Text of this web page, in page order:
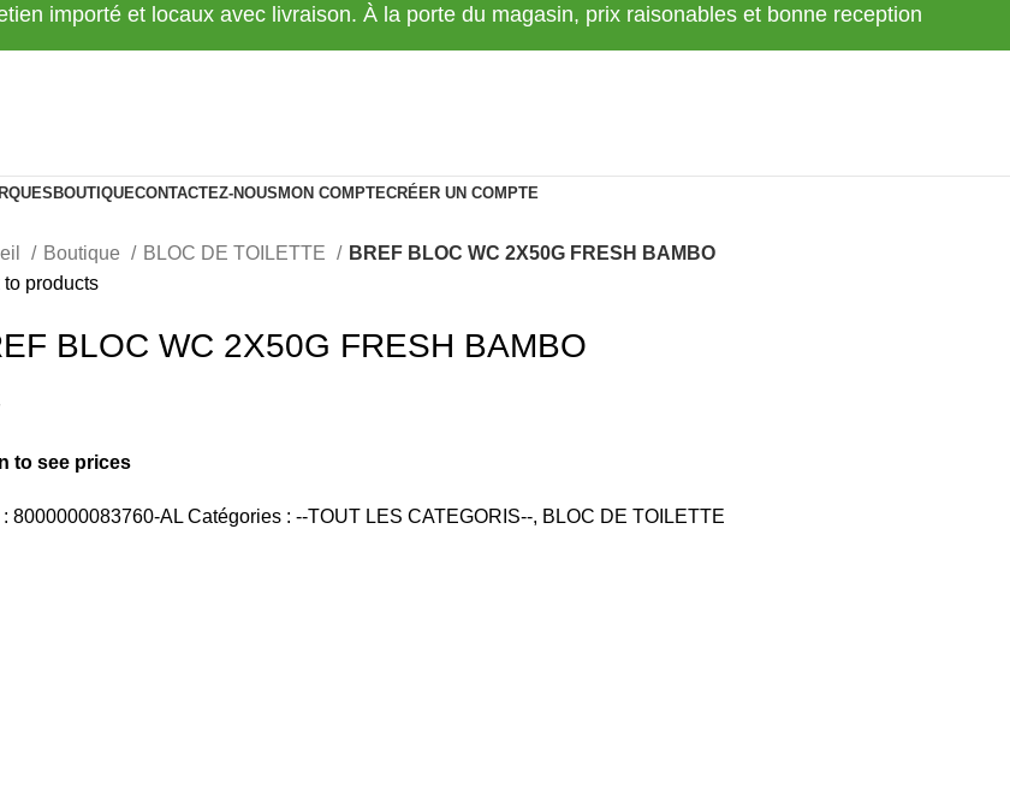
importé et locaux avec livraison. À la porte du magasin, prix raisonables et bonne reception
BOUTIQUECONTACTEZ-NOUS MON COMPTECRÉER UN COMPTE
Boutique BLOC DE TOILETTE
BREF BLOC WC 2X50G FRESH BAMBO
to products
BLOC WC 2X50G FRESH BAMBO
to see prices
8000000083760-AL Catégories : --TOUT LES CATEGORIS--, BLOC DE TOILETTE